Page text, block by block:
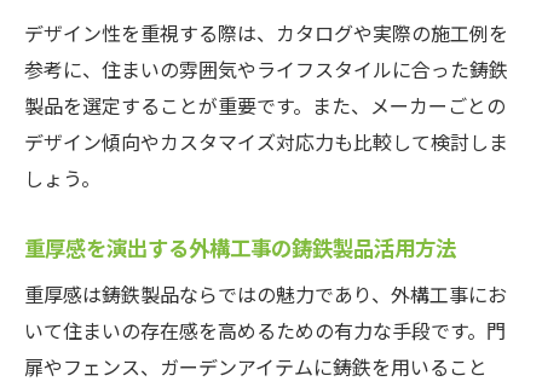
鋳物フェンスの特徴を外構工事目線でやさ
しく紹介
外構工事に適した鋳物フェンスの種類と選
び方
のコツ
外構工事で役立つ鋳物フェンスの豆知識
デザイン性を重視する際は、カタログや実際の施工例を
参考に、住まいの雰囲気やライフスタイルに合った鋳鉄
製品を選定することが重要です。また、メーカーごとの
デザイン傾向やカスタマイズ対応力も比較して検討しま
しょう。
重厚感を演出する外構工事の鋳鉄製品活用方法
重厚感は鋳鉄製品ならではの魅力であり、外構工事にお
いて住まいの存在感を高めるための有力な手段です。門
扉やフェンス、ガーデンアイテムに鋳鉄を用いること